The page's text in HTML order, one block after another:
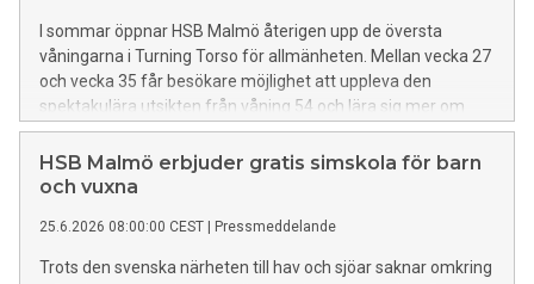
I sommar öppnar HSB Malmö återigen upp de översta
våningarna i Turning Torso för allmänheten. Mellan vecka 27
och vecka 35 får besökare möjlighet att uppleva den
spektakulära utsikten från våning 54 och lära sig mer om
Malmös mest välkända landmärke.
HSB Malmö erbjuder gratis simskola för barn
och vuxna
25.6.2026 08:00:00 CEST Pressmeddelande
Trots den svenska närheten till hav och sjöar saknar omkring